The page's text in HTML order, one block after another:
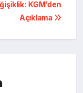
KGM’den
Açıklama